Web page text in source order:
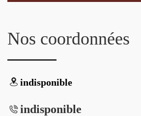
Nos coordonnées
indisponible
indisponible